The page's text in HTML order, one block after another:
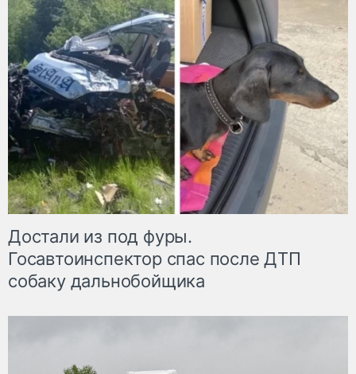
Достали из под фуры.
Госавтоинспектор спас после ДТП
собаку дальнобойщика